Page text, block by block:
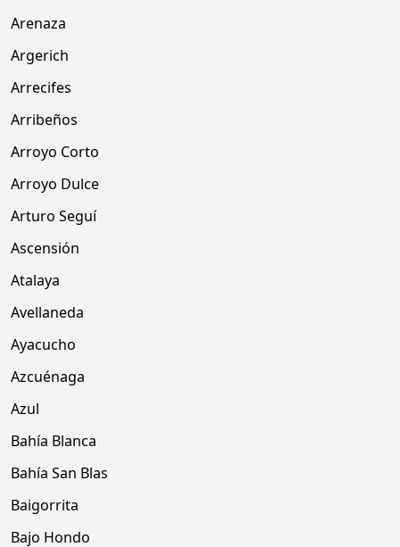
Arenaza
Argerich
Arrecifes
Arribeños
Arroyo Corto
Arroyo Dulce
Arturo Seguí
Ascensión
Atalaya
Avellaneda
Ayacucho
Azcuénaga
Azul
Bahía Blanca
Bahía San Blas
Baigorrita
Bajo Hondo